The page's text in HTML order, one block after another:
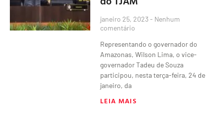
janeiro 25, 2023 Nenhum
comentário
Representando o governador do
Amazonas, Wilson Lima, o vice-
governador Tadeu de Souza
participou, nesta terça-feira, 24 de
janeiro, da
LEIA MAIS